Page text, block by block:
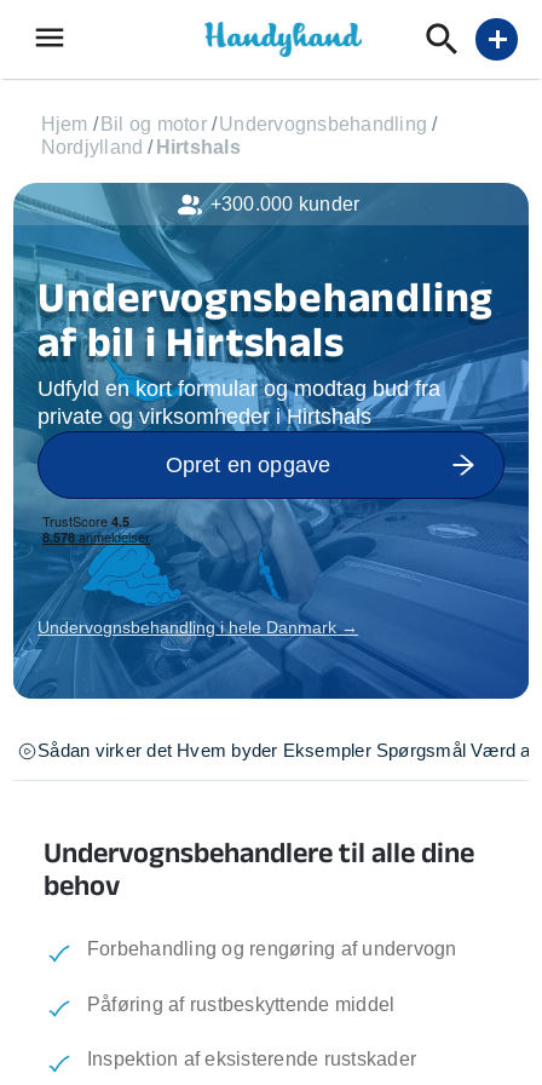
menu add
Hjem / Bil og motor /Undervognsbehandling /
Nordjylland / Hirtshals
Undervognsbehandling
af bil i Hirtshals
Udfyld en kort formular og modtag bud fra
private og virksomheder i Hirtshals
Opret en opgave
Undervognsbehandling i hele Danmark →
Sådan virker det Hvem byder Eksempler Spørgsmål Værd at
Undervognsbehandlere til alle dine
behov
Forbehandling og rengøring af undervogn
Påføring af rustbeskyttende middel
Inspektion af eksisterende rustskader
+300.000 kunder